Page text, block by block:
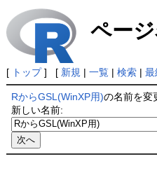
ペー
[ トップ] [ 新規 | 一覧| 検索| 最
RからGSL(WinXP用)の名前を変
新しい名前: